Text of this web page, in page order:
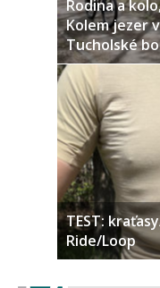
Rodina a
Kolem jezer
Tucholské
TEST:
Ride/Loop